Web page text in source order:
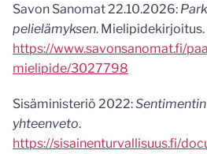
Savon Sanomat 22.10.2026:
pelielämyksen. Mielipidekirjoitus.
https://www.savonsanomat.fi/
mielipide/3027798
Sisäministeriö 2022:
yhteenveto.
https://sisainenturvallisuus.fi/